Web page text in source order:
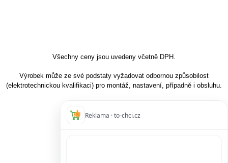
Všechny ceny jsou uvedeny včetně DPH.
Výrobek může ze své podstaty vyžadovat odbornou způsobilost
(elektrotechnickou kvalifikaci) pro montáž, nastavení, případně i obsluhu.
Reklama · to-chci.cz